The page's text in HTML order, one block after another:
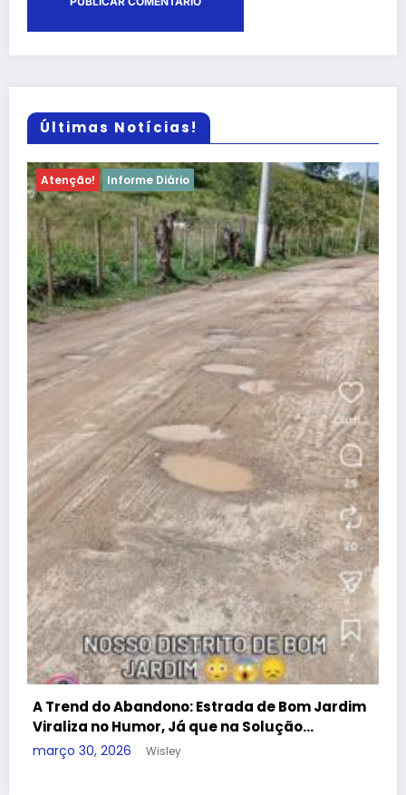
Últimas Notícias!
Atenção! Informe Diário
Atenção, Bom Jesus! Alerta sobre
dificuldades no Programa Farmácia
dezembro 25, 2025 Wisley
Guia útil Conheça nossa cidade Denúncia
Contato
APAN
A REDE
Blog Wisley Fernandes - 2025 - Ligue: (22) 99908-4338 -
CNPJ:38.455.321/0001-53 | Powered By
SpiceThemes